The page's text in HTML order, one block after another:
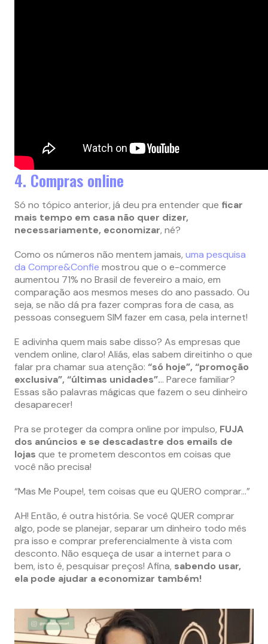
4. Compras online
Só no tópico anterior, já deu pra entender que ficar
mais tempo em casa não quer dizer,
necessariamente, economizar, né?
Como os números não mentem jamais, uma pesquisa
da Compre&Confie mostrou que o e-commerce
aumentou 71% no Brasil de fevereiro a maio, em
comparação aos mesmos meses do ano passado. Ou
seja, se não dá pra fazer compras fora de casa, as
pessoas conseguem SIM fazer em casa, pela internet!
E adivinha quem mais sabe disso? As empresas que
vendem online, claro! Aliás, elas sabem direitinho o que
falar pra chamar sua atenção: “só hoje”, “promoção
exclusiva”, “últimas unidades”... Parece familiar?
Essas são palavras mágicas que fazem o seu dinheiro
desaparecer!
Pra se proteger da compra online por impulso, FUJA
dos anúncios e se descadastre dos emails de
lojas que te prometem descontos em coisas que
você não precisa!
“Mas Me Poupe!, tem coisas que eu QUERO comprar…”
AH! Então, é outra história. Se você QUER comprar
algo, pode se planejar, separar um dinheiro todo mês
pra isso e comprar preferencialmente à vista com
desconto. Não esqueça de usar a internet para o
bem, isto é, pesquisar preços! Afina, sabendo usar,
ela pode ajudar a economizar também!